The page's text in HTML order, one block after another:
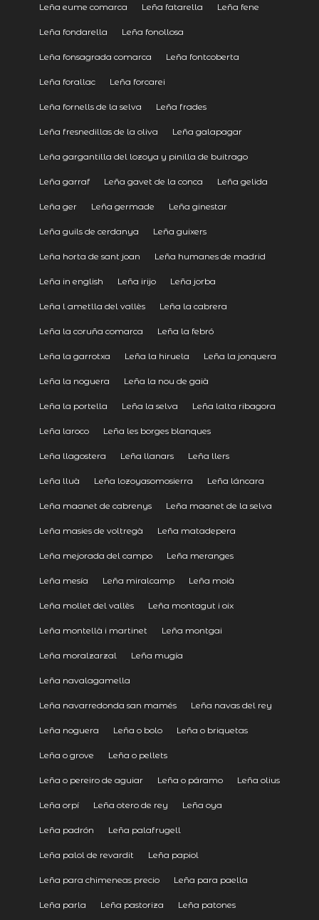
Leña eume comarca Leña fatarella Leña fene
Leña fondarella Leña fonollosa
Leña fonsagrada comarca Leña fontcoberta
Leña forallac Leña forcarei
Leña fornells de la selva Leña frades
Leña fresnedillas de la oliva Leña galapagar
Leña gargantilla del lozoya y pinilla de buitrago
Leña garraf Leña gavet de la conca Leña gelida
Leña ger Leña germade Leña ginestar
Leña guils de cerdanya Leña guixers
Leña horta de sant joan Leña humanes de madrid
Leña in english Leña irijo Leña jorba
Leña l ametlla del vallès Leña la cabrera
Leña la coruña comarca Leña la febró
Leña la garrotxa Leña la hiruela Leña la jonquera
Leña la noguera Leña la nou de gaià
Leña la portella Leña la selva Leña lalta ribagora
Leña laroco Leña les borges blanques
Leña llagostera Leña llanars Leña llers
Leña lluà Leña lozoyasomosierra Leña láncara
Leña maanet de cabrenys Leña maanet de la selva
Leña masies de voltregà Leña matadepera
Leña mejorada del campo Leña meranges
Leña mesía Leña miralcamp Leña moià
Leña mollet del vallès Leña montagut i oix
Leña montellà i martinet Leña montgai
Leña moralzarzal Leña mugía
Leña navalagamella
Leña navarredonda san mamés Leña navas del rey
Leña noguera Leña o bolo Leña o briquetas
Leña o grove Leña o pellets
Leña o pereiro de aguiar Leña o páramo Leña olius
Leña orpí Leña otero de rey Leña oya
Leña padrón Leña palafrugell
Leña palol de revardit Leña papiol
Leña para chimeneas precio Leña para paella
Leña parla Leña pastoriza Leña patones